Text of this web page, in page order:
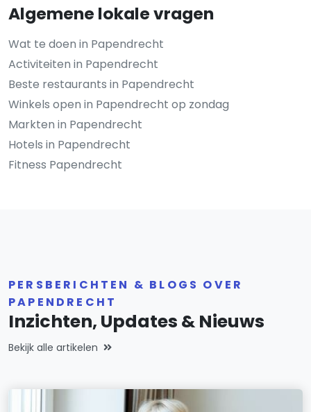
Algemene lokale vragen
Wat te doen in Papendrecht
Activiteiten in Papendrecht
Beste restaurants in Papendrecht
Winkels open in Papendrecht op zondag
Markten in Papendrecht
Hotels in Papendrecht
Fitness Papendrecht
PERSBERICHTEN & BLOGS OVER
PAPENDRECHT
Inzichten, Updates & Nieuws
Bekijk alle artikelen